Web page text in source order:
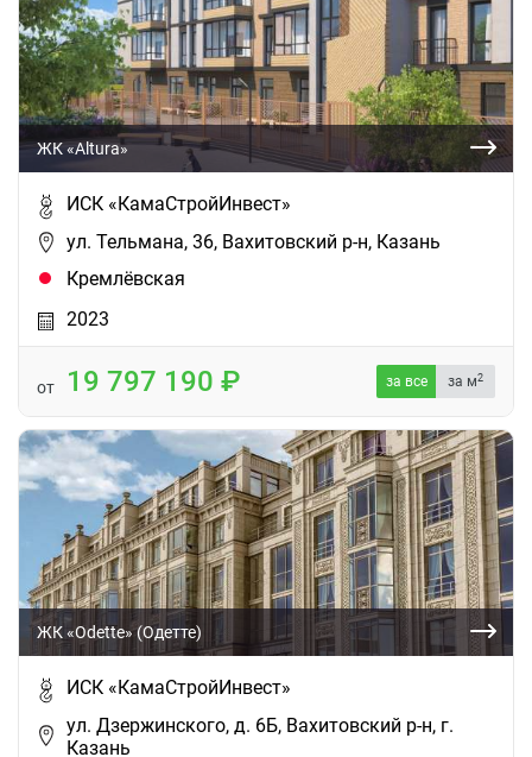
ЖК «Altura»
ИСК «КамаСтройИнвест»
ул. Тельмана, 36, Вахитовский р-н, Казань
Кремлёвская
2023
от 19 797 190 за все за м2
ЖК «Odette» (Одетте)
ИСК «КамаСтройИнвест»
ул. Дзержинского, д. 6Б, Вахитовский р-н, г.
Казань